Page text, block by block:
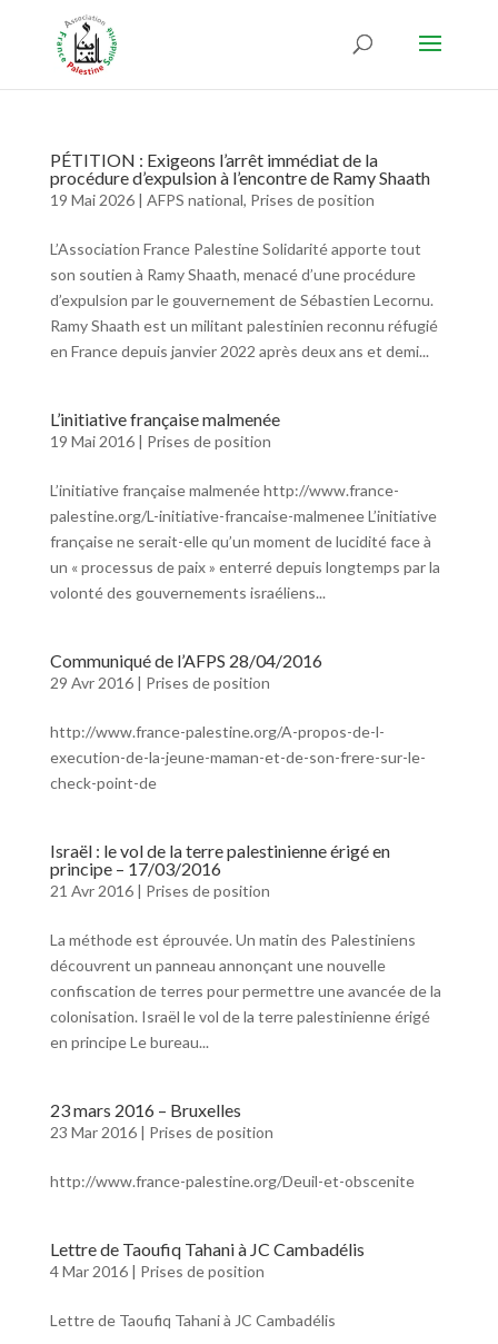
PÉTITION : Exigeons l’arrêt immédiat de la
procédure d’expulsion à l’encontre de Ramy Shaath
19 Mai 2026| AFPS national, Prises de position
L’Association France Palestine Solidarité apporte tout
son soutien à Ramy Shaath, menacé d’une procédure
d’expulsion par le gouvernement de Sébastien Lecornu.
Ramy Shaath est un militant palestinien reconnu réfugié
en France depuis janvier 2022 après deux ans et demi...
L’initiative française malmenée
19 Mai 2016| Prises de position
L’initiative française malmenée http://www.france-
palestine.org/L-initiative-francaise-malmenee L’initiative
française ne serait-elle qu’un moment de lucidité face à
un « processus de paix » enterré depuis longtemps par la
volonté des gouvernements israéliens...
Communiqué de l’AFPS 28/04/2016
29 Avr 2016| Prises de position
http://www.france-palestine.org/A-propos-de-l-
execution-de-la-jeune-maman-et-de-son-frere-sur-le-
check-point-de
Israël : le vol de la terre palestinienne érigé en
principe – 17/03/2016
21 Avr 2016| Prises de position
La méthode est éprouvée. Un matin des Palestiniens
découvrent un panneau annonçant une nouvelle
confiscation de terres pour permettre une avancée de la
colonisation. Israël le vol de la terre palestinienne érigé
en principe Le bureau...
23 mars 2016 – Bruxelles
23 Mar 2016| Prises de position
http://www.france-palestine.org/Deuil-et-obscenite
Lettre de Taoufiq Tahani à JC Cambadélis
4 Mar 2016| Prises de position
Lettre de Taoufiq Tahani à JC Cambadélis